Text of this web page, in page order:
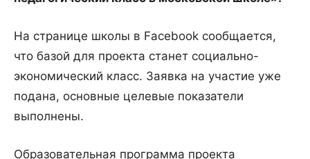
На странице школы в Facebook сообщается,
что базой для проекта станет социально-
экономический класс. Заявка на участие уже
подана, основные целевые показатели
выполнены.
Образовательная программа проекта